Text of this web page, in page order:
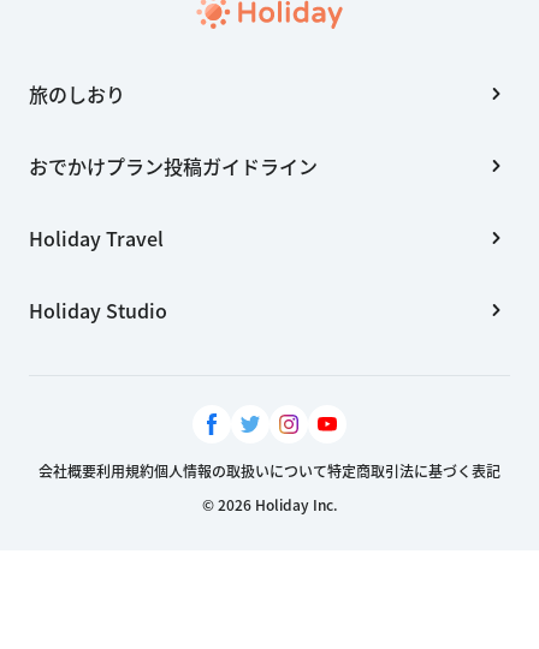
旅のしおり
おでかけプラン投稿ガイドライン
Holiday Travel
Holiday Studio
会社概要利用規約個人情報の取扱いについて特定商取引法に基づく表記
© 2026 Holiday Inc.